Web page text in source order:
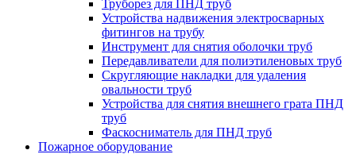
Труборез для ПНД труб
Устройства надвижения электросварных
фитингов на трубу
Инструмент для снятия оболочки труб
Передавливатели для полиэтиленовых труб
Скругляющие накладки для удаления
овальности труб
Устройства для снятия внешнего грата ПНД
труб
Фаскосниматель для ПНД труб
Пожарное оборудование